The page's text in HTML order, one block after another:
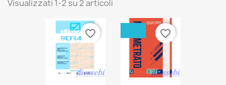
Visualizzati 1-2 su 2 articoli
favorite_border favorite_border